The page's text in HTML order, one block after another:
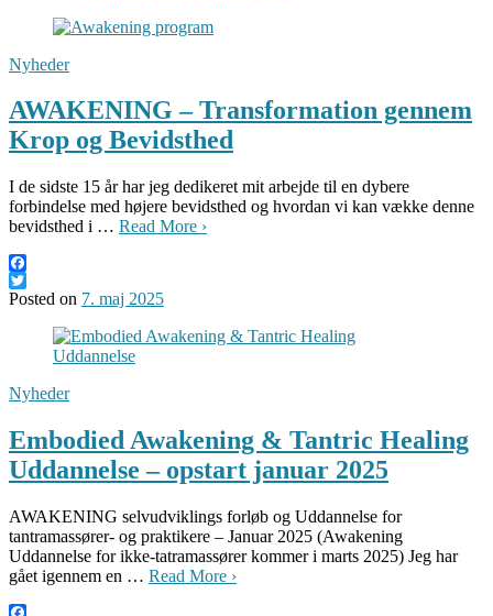
Nyheder
AWAKENING – Transformation gennem
Krop og Bevidsthed
I de sidste 15 år har jeg dedikeret mit arbejde til en dybere
forbindelse med højere bevidsthed og hvordan vi kan vække denne
bevidsthed i … Read More ›
Facebook
Twitter
Posted on 7. maj 2025
Nyheder
Embodied Awakening & Tantric Healing
Uddannelse – opstart januar 2025
AWAKENING selvudviklings forløb og Uddannelse for
tantramassører- og praktikere – Januar 2025 (Awakening
Uddannelse for ikke-tatramassører kommer i marts 2025) Jeg har
gået igennem en … Read More ›